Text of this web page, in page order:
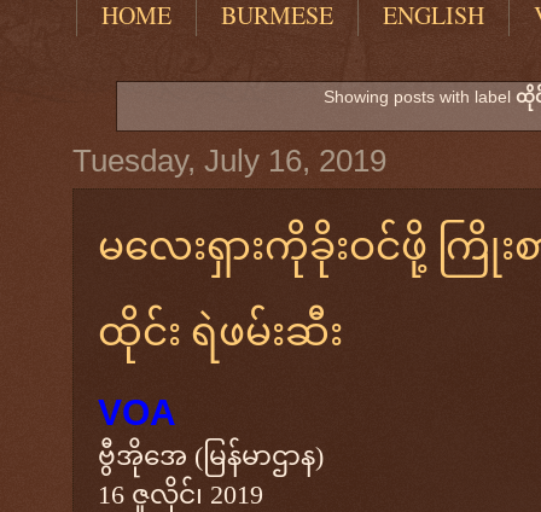
HOME BURMESE ENGLISH
Showing posts with labelထို
Tuesday, July 16, 2019
မလေးရှားကိုခိုးဝင်ဖို့ ကြိုးစ
ထိုင်း ရဲဖမ်းဆီး
VOA
ဗွီအိုအေ (မြန်မာဌာန)
16 ဇူလိုင်၊ 2019